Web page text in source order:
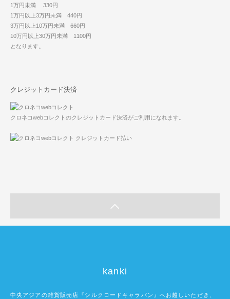
1万円未満 330円
1万円以上3万円未満 440円
3万円以上10万円未満 660円
10万円以上30万円未満 1100円
となります。
クレジットカード決済
クロネコwebコレクトのクレジットカード決済がご利用になれます。
kanki
中央アジアの雑貨販売店『シルクロードキャラバン』へお越しいただき、